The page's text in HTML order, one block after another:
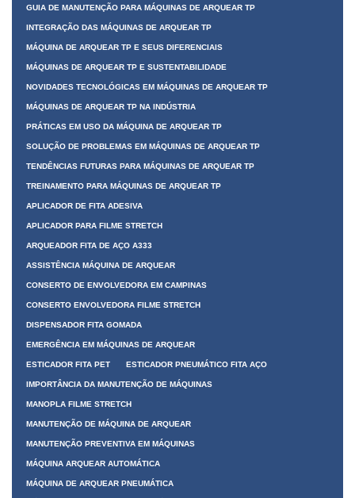
GUIA DE MANUTENÇÃO PARA MÁQUINAS DE ARQUEAR TP
INTEGRAÇÃO DAS MÁQUINAS DE ARQUEAR TP
MÁQUINA DE ARQUEAR TP E SEUS DIFERENCIAIS
MÁQUINAS DE ARQUEAR TP E SUSTENTABILIDADE
NOVIDADES TECNOLÓGICAS EM MÁQUINAS DE ARQUEAR TP
MÁQUINAS DE ARQUEAR TP NA INDÚSTRIA
PRÁTICAS EM USO DA MÁQUINA DE ARQUEAR TP
SOLUÇÃO DE PROBLEMAS EM MÁQUINAS DE ARQUEAR TP
TENDÊNCIAS FUTURAS PARA MÁQUINAS DE ARQUEAR TP
TREINAMENTO PARA MÁQUINAS DE ARQUEAR TP
APLICADOR DE FITA ADESIVA
APLICADOR PARA FILME STRETCH
ARQUEADOR FITA DE AÇO A333
ASSISTÊNCIA MÁQUINA DE ARQUEAR
CONSERTO DE ENVOLVEDORA EM CAMPINAS
CONSERTO ENVOLVEDORA FILME STRETCH
DISPENSADOR FITA GOMADA
EMERGÊNCIA EM MÁQUINAS DE ARQUEAR
ESTICADOR FITA PET ESTICADOR PNEUMÁTICO FITA AÇO
IMPORTÂNCIA DA MANUTENÇÃO DE MÁQUINAS
MANOPLA FILME STRETCH
MANUTENÇÃO DE MÁQUINA DE ARQUEAR
MANUTENÇÃO PREVENTIVA EM MÁQUINAS
MÁQUINA ARQUEAR AUTOMÁTICA
MÁQUINA DE ARQUEAR PNEUMÁTICA